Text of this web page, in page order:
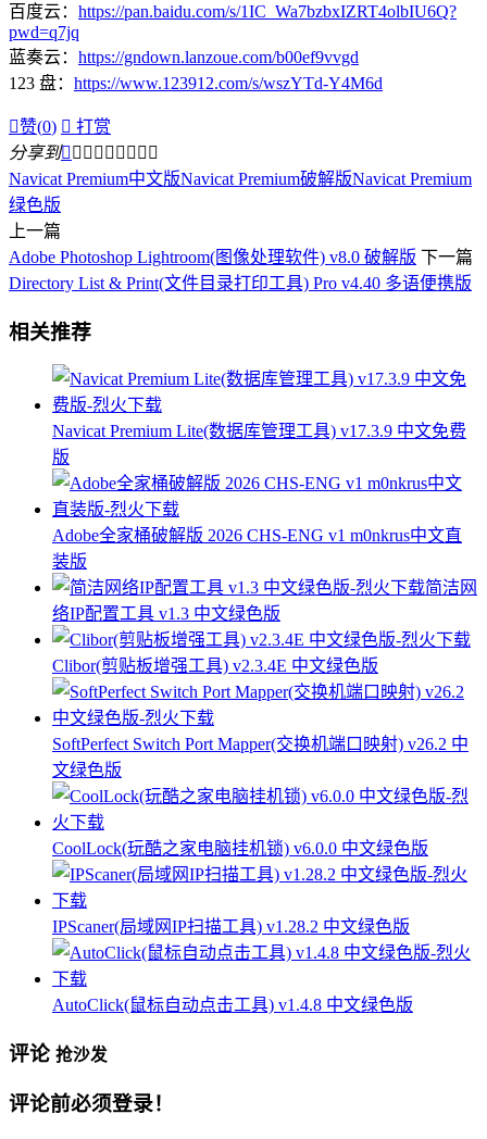
百度云： https://pan.baidu.com/s/1IC_Wa7bzbxIZRT4olbIU6Q?
pwd=q7jq
蓝奏云： https://gndown.lanzoue.com/b00ef9vvgd
123 盘： https://www.123912.com/s/wszYTd-Y4M6d
赞(0)  打赏
分享到        
Navicat Premium中文版Navicat Premium破解版Navicat Premium
绿色版
上一篇
Adobe Photoshop Lightroom(图像处理软件) v8.0 破解版 下一篇
Directory List & Print(文件目录打印工具) Pro v4.40 多语便携版
相关推荐
Navicat Premium Lite(数据库管理工具) v17.3.9 中文免费
版
Adobe全家桶破解版 2026 CHS-ENG v1 m0nkrus中文直
装版
简洁网
络IP配置工具 v1.3 中文绿色版
Clibor(剪贴板增强工具) v2.3.4E 中文绿色版
SoftPerfect Switch Port Mapper(交换机端口映射) v26.2 中
文绿色版
CoolLock(玩酷之家电脑挂机锁) v6.0.0 中文绿色版
IPScaner(局域网IP扫描工具) v1.28.2 中文绿色版
AutoClick(鼠标自动点击工具) v1.4.8 中文绿色版
评论 抢沙发
评论前必须登录！